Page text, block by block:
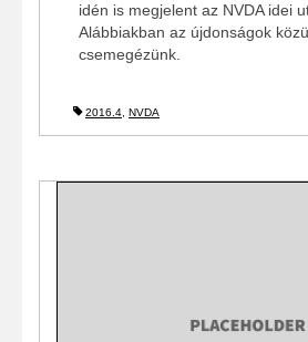
idén is megjelent az NVDA idei
Alábbiakban az újdonságok
csemegézünk.
2016.4, NVDA